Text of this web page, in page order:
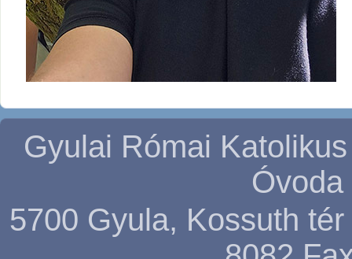
Gyulai Római
5700 Gyula, Kossuth